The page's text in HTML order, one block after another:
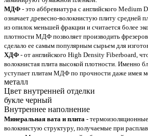
МДФ - это аббревиатура с английского Medium
означает древесно-волокнистую плиту средней
из опилок меньшей фракции и считается более
плотности МДФ позволяет производить
сделало ее самым популярным сырьем для
ХДФ - от английского High Density Fiberboard,
волокнистая плита высокой плотности. Именно
уступает плитам МДФ по прочности даже имея
металл
Цвет внутренней отделки
букле черный
Внутреннее наполнение
Минеральная вата и плита -
волокнистую структуру, получаемые при